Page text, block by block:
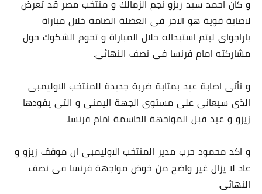
و كان احمد سيد زيزو نجم الزمالك و منتخب مصر قد تعرض
لاصابة قوية هو الاخر فى العضلة الضامة خلال مباراة
باراجواى ليتم استبداله خلال المباراة و تحوم الشكوك حول
مشاركته امام فرنسا فى نصف النهائى.
و تأتى اصابة عيد بمثابة ضربة جديدة للمنتخب الاوليمبى
الذى سيعانى على مستوى الجهة اليمنى و التى يقودها
زيزو و عيد قبل المواجهة الحاسمة امام فرنسا.
و اكد محمود حرب مدير المنتخب الاوليمبى ان موقف زيزو و
عاد لا يزال غير واضح من خوض مواجهة فرنسا فى نصف
النهائى.